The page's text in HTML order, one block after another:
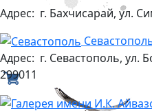
Адрес: г. Бахчисарай, ул.
Адрес: г. Севастополь, ул.
299011